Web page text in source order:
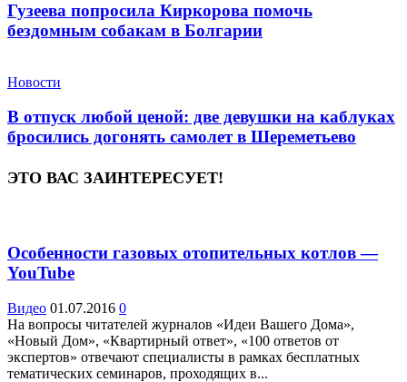
Гузеева попросила Киркорова помочь
бездомным собакам в Болгарии
Новости
В отпуск любой ценой: две девушки на каблуках
бросились догонять самолет в Шереметьево
ЭТО ВАС ЗАИНТЕРЕСУЕТ!
Особенности газовых отопительных котлов —
YouTube
Видео 01.07.2016 0
На вопросы читателей журналов «Идеи Вашего Дома»,
«Новый Дом», «Квартирный ответ», «100 ответов от
экспертов» отвечают специалисты в рамках бесплатных
тематических семинаров, проходящих в...